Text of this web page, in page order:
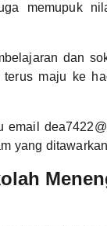
memupuk
dan
maju ke
yang